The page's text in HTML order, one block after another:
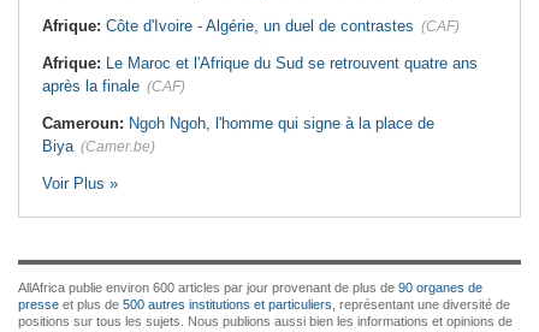
Afrique: Côte d'Ivoire - Algérie, un duel de contrastes (CAF)
Afrique: Le Maroc et l'Afrique du Sud se retrouvent quatre ans
après la finale (CAF)
Cameroun: Ngoh Ngoh, l'homme qui signe à la place de
Biya (Camer.be)
Voir Plus »
AllAfrica publie environ 600 articles par jour provenant de plus de 90 organes de
presse et plus de 500 autres institutions et particuliers , représentant une diversité de
positions sur tous les sujets. Nous publions aussi bien les informations et opinions de